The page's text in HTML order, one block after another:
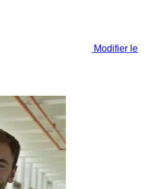
Modifier le